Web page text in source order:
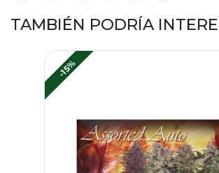
TAMBIÉN PODRÍA
-15%